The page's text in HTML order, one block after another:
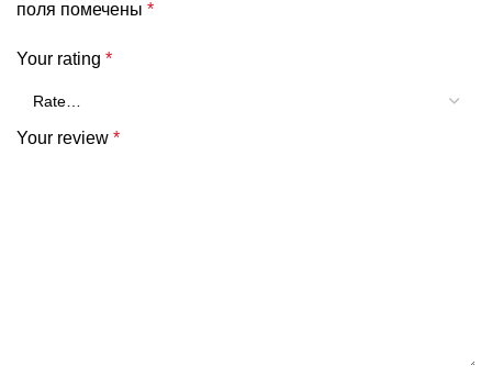
поля помечены *
Your rating *
Your review *